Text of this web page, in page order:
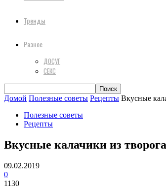
Тренды
Разное
ДОСУГ
СЕКС
Домой Полезные советы Рецепты Вкусные
Полезные советы
Рецепты
Вкусные калачики из
09.02.2019
0
1130